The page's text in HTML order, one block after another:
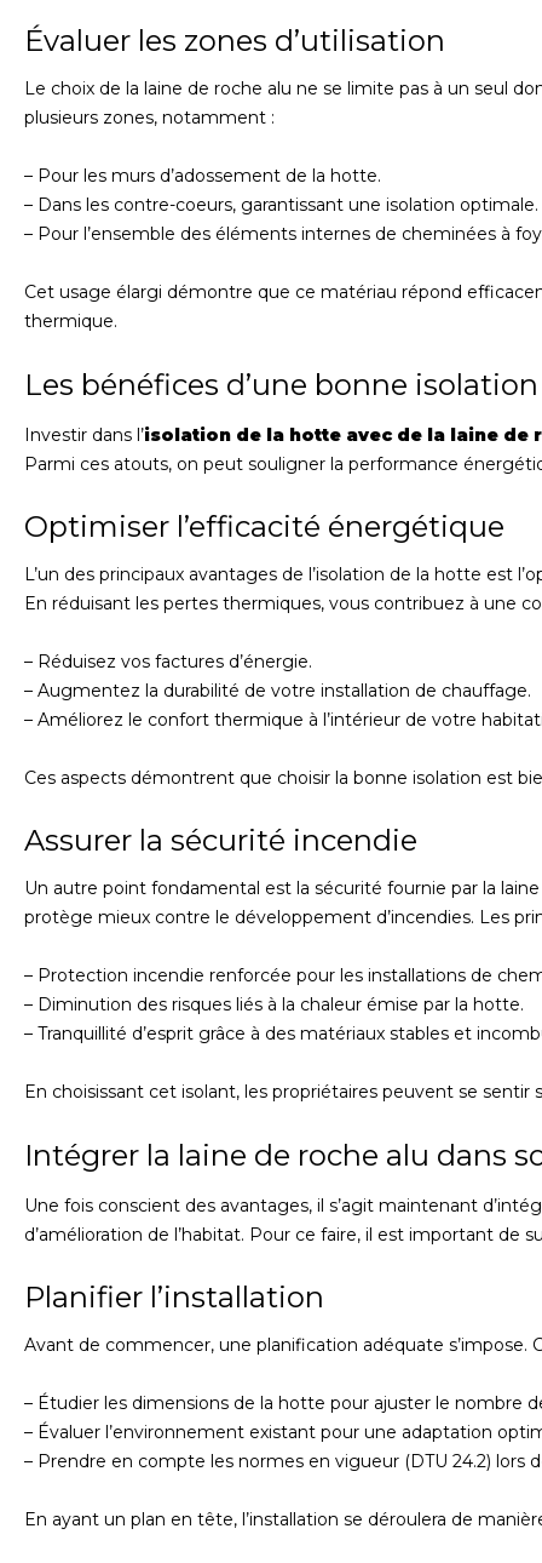
Évaluer les zones d’utilisation
Le choix de la laine de roche alu ne se limite pas à un seul
plusieurs zones, notamment :
– Pour les murs d’adossement de la hotte.
– Dans les contre-coeurs, garantissant une isolation optimale.
– Pour l’ensemble des éléments internes de cheminées à
Cet usage élargi démontre que ce matériau répond
thermique.
Les bénéfices d’une bonne
Investir dans l’isolation de la hotte avec de la laine de
Parmi ces atouts, on peut souligner la performance
Optimiser l’efficacité énergétique
L’un des principaux avantages de l’isolation de la hotte est
En réduisant les pertes thermiques, vous contribuez à une
– Réduisez vos factures d’énergie.
– Augmentez la durabilité de votre installation de chauffage.
– Améliorez le confort thermique à l’intérieur de votre
Ces aspects démontrent que choisir la bonne isolation est
Assurer la sécurité incendie
Un autre point fondamental est la sécurité fournie par la
protège mieux contre le développement d’incendies. Les
– Protection incendie renforcée pour les installations de
– Diminution des risques liés à la chaleur émise par la hotte.
– Tranquillité d’esprit grâce à des matériaux stables et
En choisissant cet isolant, les propriétaires peuvent se sentir
Intégrer la laine de roche alu dans
Une fois conscient des avantages, il s’agit maintenant
d’amélioration de l’habitat. Pour ce faire, il est important de
Planifier l’installation
Avant de commencer, une planification adéquate s’impose.
– Étudier les dimensions de la hotte pour ajuster le nombre
– Évaluer l’environnement existant pour une adaptation
– Prendre en compte les normes en vigueur (DTU 24.2) lors
En ayant un plan en tête, l’installation se déroulera de